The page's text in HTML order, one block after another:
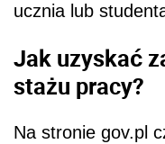
ucznia lub
Jak uzyskać
stażu pracy?
Na stronie gov.pl